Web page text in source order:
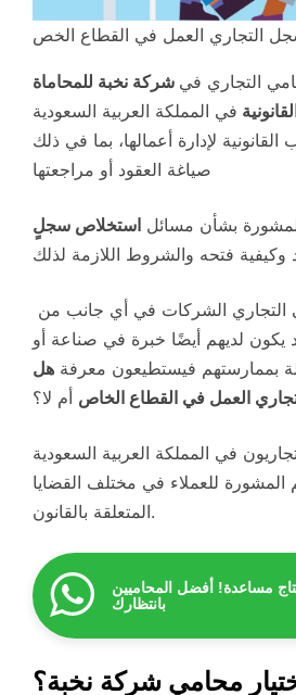
التجاري العمل في القطاع الخص
التجاري في شركة نخبة للمحاماة
في المملكة العربية السعودية
لإدارة أعمالها، بما في ذلك
بشأن مسائل استخلاص سجلٍ
يكون لديهم أيضًا خبرة في صناعة أو
بممارستهم فيستطيعون معرفة هل
العمل في القطاع الخاص أم لا؟
في المملكة العربية السعودية
للعملاء في مختلف القضايا
المتعلقة بالقانون.
مساعدة! أفضل المحاميين
بانتظارك
محامي شركة نخبة؟